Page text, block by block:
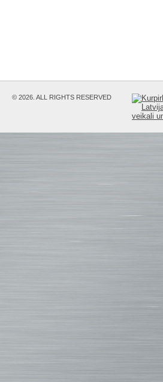
© 2026. ALL RIGHTS RESERVED